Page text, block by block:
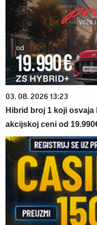
03. 08. 2026 13:23
Hibrid broj 1 koji
akcijskoj ceni od